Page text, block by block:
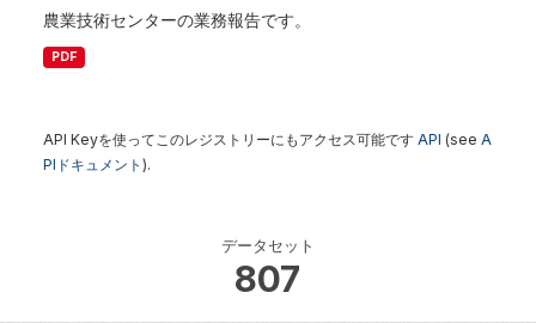
データセット
807
農業技術センターの業務報告です。
PDF
API Keyを使ってこのレジストリーにもアクセス可能です API (see A
PIドキュメント ).